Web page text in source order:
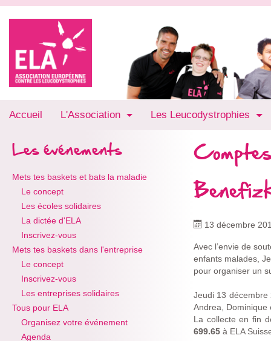
Accueil L'Association Les Leucodystrophies
Les événements
Mets tes baskets et bats la maladie
Le concept
Les écoles solidaires
La dictée d'ELA
Inscrivez-vous
Mets tes baskets dans l'entreprise
Le concept
Inscrivez-vous
Les entreprises solidaires
Tous pour ELA
Organisez votre événement
Agenda
13 décembre
Avec l’envie de
enfants malades,
pour organiser un
Jeudi 13
Andrea, Dominique
La collecte en fin
699.65à ELA